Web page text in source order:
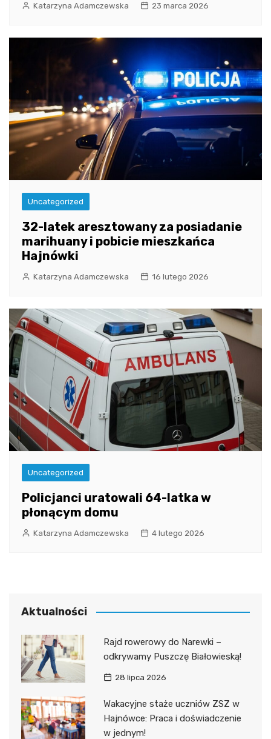
Katarzyna Adamczewska 23 marca 2026
Uncategorized
32-latek aresztowany za posiadanie
marihuany i pobicie mieszkańca
Hajnówki
Katarzyna Adamczewska 16 lutego 2026
Uncategorized
Policjanci uratowali 64-latka w
płonącym domu
Katarzyna Adamczewska 4 lutego 2026
Aktualności
Rajd rowerowy do Narewki –
odkrywamy Puszczę Białowieską!
28 lipca 2026
Wakacyjne staże uczniów ZSZ w
Hajnówce: Praca i doświadczenie
w jednym!